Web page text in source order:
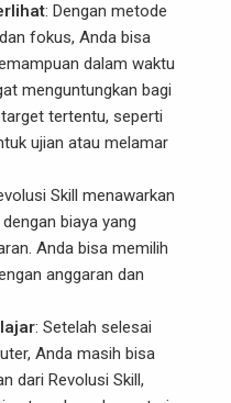
: Dengan metode
fokus, Anda bisa
dalam waktu
menguntungkan bagi
tertentu, seperti
ujian atau melamar
Skill menawarkan
biaya yang
Anda bisa memilih
anggaran dan
: Setelah selesai
Anda masih bisa
dari Revolusi Skill,